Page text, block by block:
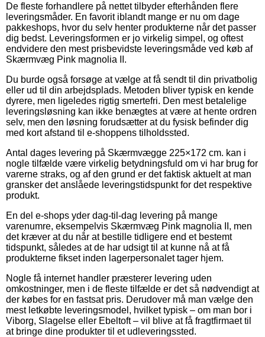
De fleste forhandlere på nettet tilbyder efterhånden flere
leveringsmåder. En favorit iblandt mange er nu om dage
pakkeshops, hvor du selv henter produkterne når det passer
dig bedst. Leveringsformen er jo virkelig simpel, og oftest
endvidere den mest prisbevidste leveringsmåde ved køb af
Skærmvæg Pink magnolia II.
Du burde også forsøge at vælge at få sendt til din privatbolig
eller ud til din arbejdsplads. Metoden bliver typisk en kende
dyrere, men ligeledes rigtig smertefri. Den mest betalelige
leveringsløsning kan ikke benægtes at være at hente ordren
selv, men den løsning forudsætter at du fysisk befinder dig
med kort afstand til e-shoppens tilholdssted.
Antal dages levering på Skærmvægge 225×172 cm. kan i
nogle tilfælde være virkelig betydningsfuld om vi har brug for
varerne straks, og af den grund er det faktisk aktuelt at man
gransker det anslåede leveringstidspunkt for det respektive
produkt.
En del e-shops yder dag-til-dag levering på mange
varenumre, eksempelvis Skærmvæg Pink magnolia II, men
det kræver at du når at bestille tidligere end et bestemt
tidspunkt, således at de har udsigt til at kunne nå at få
produkterne fikset inden lagerpersonalet tager hjem.
Nogle få internet handler præsterer levering uden
omkostninger, men i de fleste tilfælde er det så nødvendigt at
der købes for en fastsat pris. Derudover må man vælge den
mest letkøbte leveringsmodel, hvilket typisk – om man bor i
Viborg, Slagelse eller Ebeltoft – vil blive at få fragtfirmaet til
at bringe dine produkter til et udleveringssted.